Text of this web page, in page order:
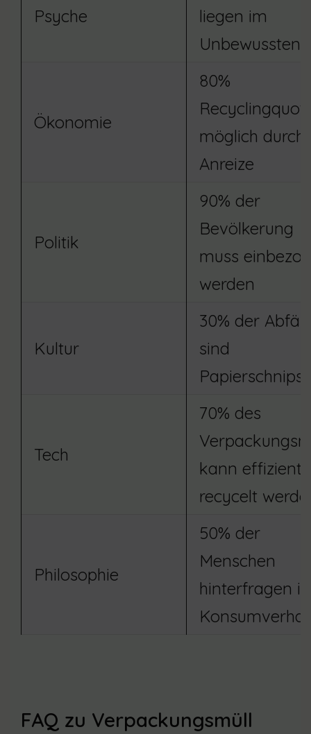
Psyche
liegen im
Unbewussten
Ökonomie
80%
möglich durch
Anreize
Politik
90% der
Bevölkerung
muss
werden
Kultur
30% der
sind
Tech
70% des
kann effizient
recycelt
Philosophie
50% der
Menschen
hinterfragen
FAQ zu Verpackungsmüll